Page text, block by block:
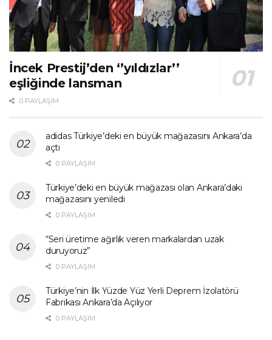
İncek Prestij’den ‘’yıldızlar’’
eşliğinde lansman
0 PAYLAŞIM
adidas Türkiye’deki en büyük mağazasını Ankara’da
açtı
0 PAYLAŞIM
Türkiye’deki en büyük mağazası olan Ankara’daki
mağazasını yeniledi
0 PAYLAŞIM
“Seri üretime ağırlık veren markalardan uzak
duruyoruz”
0 PAYLAŞIM
Türkiye’nin İlk Yüzde Yüz Yerli Deprem İzolatörü
Fabrikası Ankara’da Açılıyor
0 PAYLAŞIM